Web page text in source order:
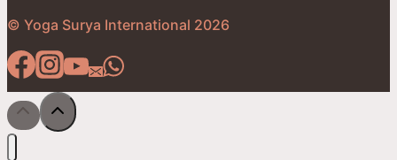
© Yoga Surya International 2026